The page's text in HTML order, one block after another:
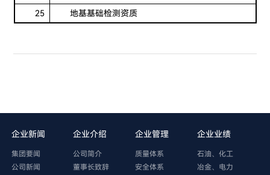
25
地基基础检测资质
企业新闻
集团要闻
公司新闻
企业介绍
公司简介
董事长致辞
企业管理
质量体系
安全体系
企业业绩
石油、化工
冶金、电力